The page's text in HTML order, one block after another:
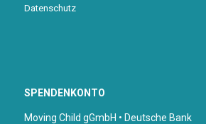
Datenschutz
SPENDENKONTO
Moving Child gGmbH • Deutsche Bank